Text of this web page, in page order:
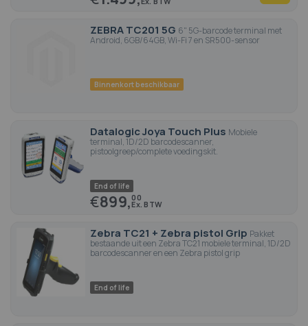
ZEBRA TC201 5G 6" 5G-barcode terminal met
Android, 6GB/64GB, Wi-Fi 7 en SR500-sensor
Binnenkort beschikbaar
Datalogic Joya Touch Plus Mobiele
terminal, 1D/2D barcodescanner,
pistoolgreep/complete voedingskit.
End of life
€899,00
Zebra TC21 + Zebra pistol Grip Pakket
bestaande uit een Zebra TC21 mobiele terminal, 1D/2D
barcodescanner en een Zebra pistol grip
End of life